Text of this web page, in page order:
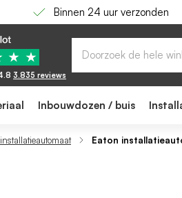
Binnen 24 uur verzonden
★ ★
3.835 reviews
Inbouwdozen / buis
Eaton
nul, C10A / PLN6-C10/1N-MW /